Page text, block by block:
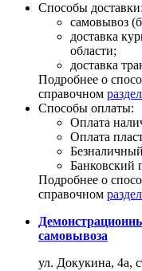
Способы доставки:
самовывоз
доставка
области;
доставка
Подробнее о
справочном
Способы оплаты:
Оплата
Оплата
Банковский
Подробнее о
справочном
самовывоза
ул. Докукина, 4а,